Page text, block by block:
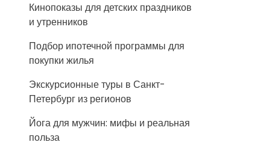
Кинопоказы для детских праздников
и утренников
Подбор ипотечной программы для
покупки жилья
Экскурсионные туры в Санкт-
Петербург из регионов
Йога для мужчин: мифы и реальная
польза